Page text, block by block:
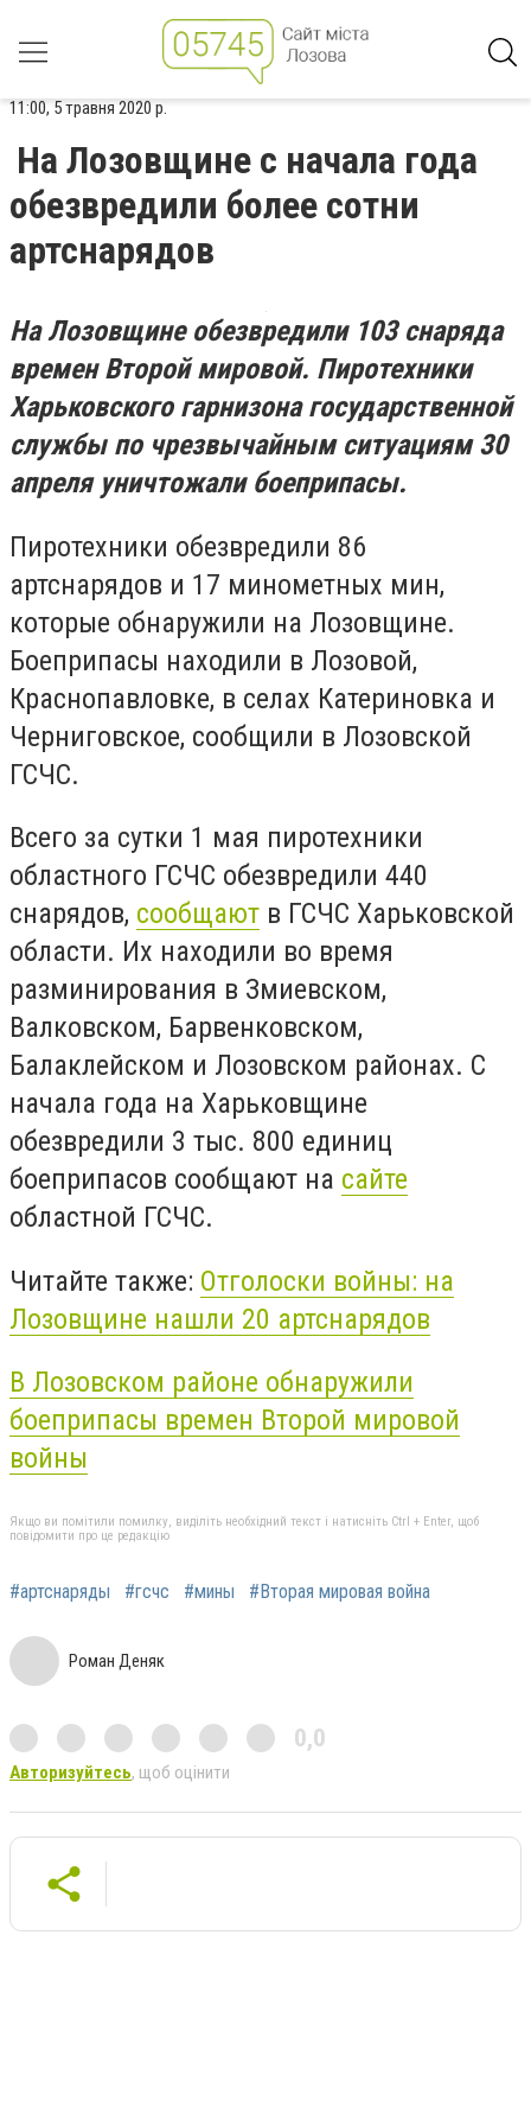
11:00, 5 травня 2020 р.
На Лозовщине с начала года
обезвредили более сотни
артснарядов
На Лозовщине обезвредили 103 снаряда
времен Второй мировой. Пиротехники
Харьковского гарнизона государственной
службы по чрезвычайным ситуациям 30
апреля уничтожали боеприпасы.
Пиротехники обезвредили 86
артснарядов и 17 минометных мин,
которые обнаружили на Лозовщине.
Боеприпасы находили в Лозовой,
Краснопавловке, в селах Катериновка и
Черниговское, сообщили в Лозовской
ГСЧС.
Всего за сутки 1 мая пиротехники
областного ГСЧС обезвредили 440
снарядов, сообщают в ГСЧС Харьковской
области. Их находили во время
разминирования в Змиевском,
Валковском, Барвенковском,
Балаклейском и Лозовском районах. С
начала года на Харьковщине
обезвредили 3 тыс. 800 единиц
боеприпасов сообщают на сайте
областной ГСЧС.
Читайте также: Отголоски войны: на
Лозовщине нашли 20 артснарядов
В Лозовском районе обнаружили
боеприпасы времен Второй мировой
войны
Якщо ви помітили помилку, виділіть необхідний текст і натисніть Ctrl + Enter, щоб
повідомити про це редакцію
#артснаряды #гсчс #мины #Вторая мировая война
Роман Деняк
0,0
Авторизуйтесь, щоб оцінити